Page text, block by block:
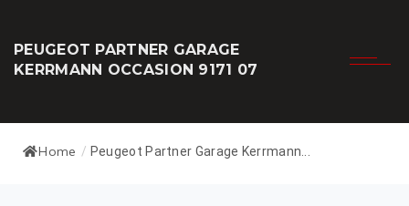
PEUGEOT PARTNER GARAGE
KERRMANN OCCASION 9171 07
Home / Peugeot Partner Garage Kerrmann...